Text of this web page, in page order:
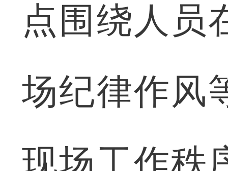
点围绕人员
场纪律作风
现场工作秩